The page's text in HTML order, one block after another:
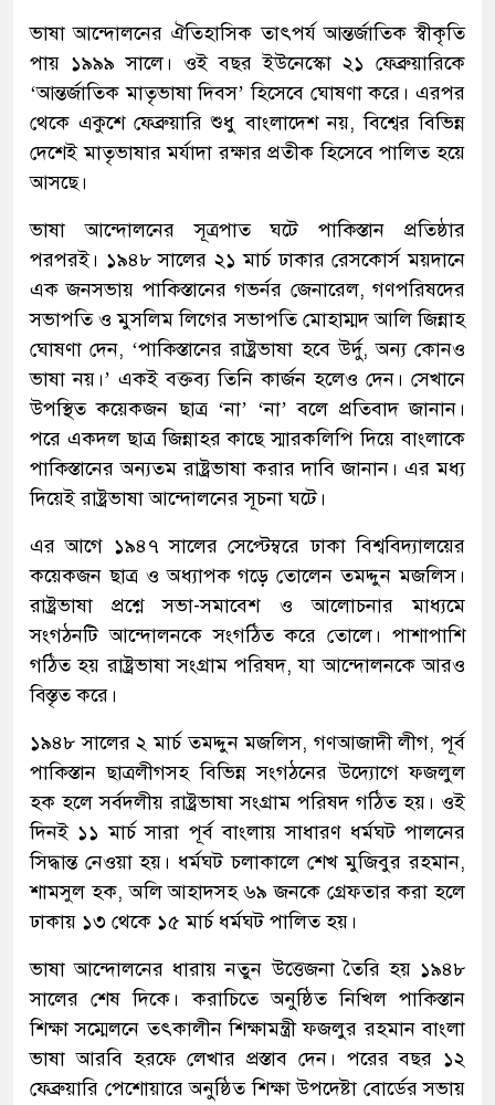
ভাষা আন্দোলনের ঐতিহাসিক তাৎপর্য আন্তর্জাতিক স্বীকৃতি
পায় ১৯৯৯ সালে। ওই বছর ইউনেস্কো ২১ ফেব্রুয়ারিকে
‘আন্তর্জাতিক মাতৃভাষা দিবস’ হিসেবে ঘোষণা করে। এরপর
থেকে একুশে ফেব্রুয়ারি শুধু বাংলাদেশ নয়, বিশ্বের বিভিন্ন
দেশেই মাতৃভাষার মর্যাদা রক্ষার প্রতীক হিসেবে পালিত হয়ে
আসছে।
ভাষা আন্দোলনের সূত্রপাত ঘটে পাকিস্তান প্রতিষ্ঠার
পরপরই। ১৯৪৮ সালের ২১ মার্চ ঢাকার রেসকোর্স ময়দানে
এক জনসভায় পাকিস্তানের গভর্নর জেনারেল, গণপরিষদের
সভাপতি ও মুসলিম লিগের সভাপতি মোহাম্মদ আলি জিন্নাহ
ঘোষণা দেন, ‘পাকিস্তানের রাষ্ট্রভাষা হবে উর্দু, অন্য কোনও
ভাষা নয়।’ একই বক্তব্য তিনি কার্জন হলেও দেন। সেখানে
উপস্থিত কয়েকজন ছাত্র ‘না’ ‘না’ বলে প্রতিবাদ জানান।
পরে একদল ছাত্র জিন্নাহর কাছে স্মারকলিপি দিয়ে বাংলাকে
পাকিস্তানের অন্যতম রাষ্ট্রভাষা করার দাবি জানান। এর মধ্য
দিয়েই রাষ্ট্রভাষা আন্দোলনের সূচনা ঘটে।
এর আগে ১৯৪৭ সালের সেপ্টেম্বরে ঢাকা বিশ্ববিদ্যালয়ের
কয়েকজন ছাত্র ও অধ্যাপক গড়ে তোলেন তমদ্দুন মজলিস।
রাষ্ট্রভাষা প্রশ্নে সভা-সমাবেশ ও আলোচনার মাধ্যমে
সংগঠনটি আন্দোলনকে সংগঠিত করে তোলে। পাশাপাশি
গঠিত হয় রাষ্ট্রভাষা সংগ্রাম পরিষদ, যা আন্দোলনকে আরও
বিস্তৃত করে।
১৯৪৮ সালের ২ মার্চ তমদ্দুন মজলিস, গণআজাদী লীগ, পূর্ব
পাকিস্তান ছাত্রলীগসহ বিভিন্ন সংগঠনের উদ্যোগে ফজলুল
হক হলে সর্বদলীয় রাষ্ট্রভাষা সংগ্রাম পরিষদ গঠিত হয়। ওই
দিনই ১১ মার্চ সারা পূর্ব বাংলায় সাধারণ ধর্মঘট পালনের
সিদ্ধান্ত নেওয়া হয়। ধর্মঘট চলাকালে শেখ মুজিবুর রহমান,
শামসুল হক, অলি আহাদসহ ৬৯ জনকে গ্রেফতার করা হলে
ঢাকায় ১৩ থেকে ১৫ মার্চ ধর্মঘট পালিত হয়।
ভাষা আন্দোলনের ধারায় নতুন উত্তেজনা তৈরি হয় ১৯৪৮
সালের শেষ দিকে। করাচিতে অনুষ্ঠিত নিখিল পাকিস্তান
শিক্ষা সম্মেলনে তৎকালীন শিক্ষামন্ত্রী ফজলুর রহমান বাংলা
ভাষা আরবি হরফে লেখার প্রস্তাব দেন। পরের বছর ১২
ফেব্রুয়ারি পেশোয়ারে অনুষ্ঠিত শিক্ষা উপদেষ্টা বোর্ডের সভায়